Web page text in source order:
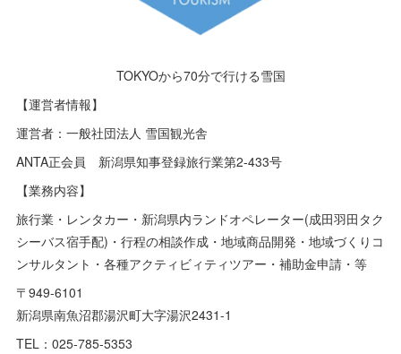
TOKYOから70分で行ける雪国
【運営者情報】
運営者：一般社団法人 雪国観光舎
ANTA正会員 新潟県知事登録旅行業第2-433号
【業務内容】
旅行業・レンタカー・新潟県内ランドオペレーター(成田羽田タク
シーバス宿手配)・行程の相談作成・地域商品開発・地域づくりコ
ンサルタント・各種アクティビィティツアー・補助金申請・等
〒949-6101
新潟県南魚沼郡湯沢町大字湯沢2431-1
TEL：025-785-5353